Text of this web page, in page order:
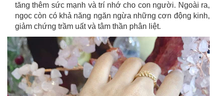
tăng thêm sức mạnh và trí nhớ cho con người. Ngoài ra,
ngọc còn có khả năng ngăn ngừa những cơn động kinh,
giảm chứng trầm uất và tâm thần phân liệt.